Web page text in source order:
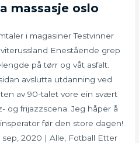
massasje oslo
i magasiner Testvinner
Enestående grep
på tørr og våt asfalt.
avslutta utdanning ved
av 90-talet vore ein svært
og frijazzscena. Jeg håper å
før den store dagen!
2020 | Alle, Fotball Etter